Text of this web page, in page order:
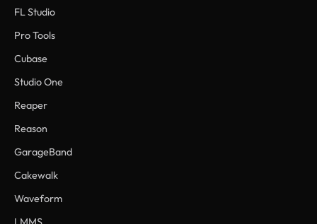
FL Studio
Pro Tools
Cubase
Studio One
Reaper
Reason
GarageBand
Cakewalk
Waveform